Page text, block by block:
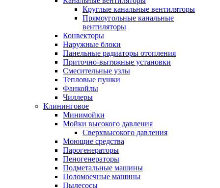
Круглые канальные вентиляторы
Прямоугольные канальные
вентиляторы
Конвекторы
Наружные блоки
Панельные радиаторы отопления
Приточно-вытяжные установки
Смесительные узлы
Тепловые пушки
Фанкойлы
Чиллеры
Клининговое
Минимойки
Мойки высокого давления
Сверхвысокого давления
Моющие средства
Парогенераторы
Пеногенераторы
Подметальные машины
Поломоечные машины
Пылесосы